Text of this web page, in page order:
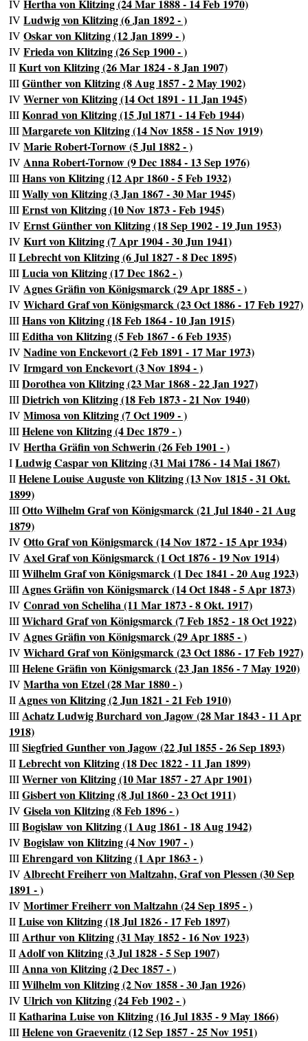
IVHertha von Klitzing (24 Mar 1888 - 14 Feb 1970)
IVLudwig von Klitzing (6 Jan 1892 - )
IVOskar von Klitzing (12 Jan 1899 - )
IVFrieda von Klitzing (26 Sep 1900 - )
IIKurt von Klitzing (26 Mar 1824 - 8 Jan 1907)
IIIGünther von Klitzing (8 Aug 1857 - 2 May 1902)
IVWerner von Klitzing (14 Oct 1891 - 11 Jan 1945)
IIIKonrad von Klitzing (15 Jul 1871 - 14 Feb 1944)
IIIMargarete von Klitzing (14 Nov 1858 - 15 Nov 1919)
IVMarie Robert-Tornow (5 Jul 1882 - )
IVAnna Robert-Tornow (9 Dec 1884 - 13 Sep 1976)
IIIHans von Klitzing (12 Apr 1860 - 5 Feb 1932)
IIIWally von Klitzing (3 Jan 1867 - 30 Mar 1945)
IIIErnst von Klitzing (10 Nov 1873 - Feb 1945)
IVErnst Günther von Klitzing (18 Sep 1902 - 19 Jun 1953)
IVKurt von Klitzing (7 Apr 1904 - 30 Jun 1941)
IILebrecht von Klitzing (6 Jul 1827 - 8 Dec 1895)
IIILucia von Klitzing (17 Dec 1862 - )
IVAgnes Gräfin von Königsmarck (29 Apr 1885 - )
IVWichard Graf von Königsmarck (23 Oct 1886 - 17 Feb 1927)
IIIHans von Klitzing (18 Feb 1864 - 10 Jan 1915)
IIIEditha von Klitzing (5 Feb 1867 - 6 Feb 1935)
IVNadine von Enckevort (2 Feb 1891 - 17 Mar 1973)
IVIrmgard von Enckevort (3 Nov 1894 - )
IIIDorothea von Klitzing (23 Mar 1868 - 22 Jan 1927)
IIIDietrich von Klitzing (18 Feb 1873 - 21 Nov 1940)
IVMimosa von Klitzing (7 Oct 1909 - )
IIIHelene von Klitzing (4 Dec 1879 - )
IVHertha Gräfin von Schwerin (26 Feb 1901 - )
ILudwig Caspar von Klitzing (31 Mai 1786 - 14 Mai 1867)
IIHelene Louise Auguste von Klitzing (13 Nov 1815 - 31 Okt.
1899)
IIIOtto Wilhelm Graf von Königsmarck (21 Jul 1840 - 21 Aug
1879)
IVOtto Graf von Königsmarck (14 Nov 1872 - 15 Apr 1934)
IVAxel Graf von Königsmarck (1 Oct 1876 - 19 Nov 1914)
IIIWilhelm Graf von Königsmarck (1 Dec 1841 - 20 Aug 1923)
IIIAgnes Gräfin von Königsmarck (14 Oct 1848 - 5 Apr 1873)
IVConrad von Scheliha (11 Mar 1873 - 8 Okt. 1917)
IIIWichard Graf von Königsmarck (7 Feb 1852 - 18 Oct 1922)
IVAgnes Gräfin von Königsmarck (29 Apr 1885 - )
IVWichard Graf von Königsmarck (23 Oct 1886 - 17 Feb 1927)
IIIHelene Gräfin von Königsmarck (23 Jan 1856 - 7 May 1920)
IVMartha von Etzel (28 Mar 1880 - )
IIAgnes von Klitzing (2 Jun 1821 - 21 Feb 1910)
IIIAchatz Ludwig Burchard von Jagow (28 Mar 1843 - 11 Apr
1918)
IIISiegfried Gunther von Jagow (22 Jul 1855 - 26 Sep 1893)
IILebrecht von Klitzing (18 Dec 1822 - 11 Jan 1899)
IIIWerner von Klitzing (10 Mar 1857 - 27 Apr 1901)
IIIGisbert von Klitzing (8 Jul 1860 - 23 Oct 1911)
IVGisela von Klitzing (8 Feb 1896 - )
IIIBogislaw von Klitzing (1 Aug 1861 - 18 Aug 1942)
IVBogislaw von Klitzing (4 Nov 1907 - )
IIIEhrengard von Klitzing (1 Apr 1863 - )
IVAlbrecht Freiherr von Maltzahn, Graf von Plessen (30 Sep
1891 - )
IVMortimer Freiherr von Maltzahn (24 Sep 1895 - )
IILuise von Klitzing (18 Jul 1826 - 17 Feb 1897)
IIIArthur von Klitzing (31 May 1852 - 16 Nov 1923)
IIAdolf von Klitzing (3 Jul 1828 - 5 Sep 1907)
IIIAnna von Klitzing (2 Dec 1857 - )
IIIWilhelm von Klitzing (2 Nov 1858 - 30 Jan 1926)
IVUlrich von Klitzing (24 Feb 1902 - )
IIKatharina Luise von Klitzing (16 Jul 1835 - 9 May 1866)
IIIHelene von Graevenitz (12 Sep 1857 - 25 Nov 1951)